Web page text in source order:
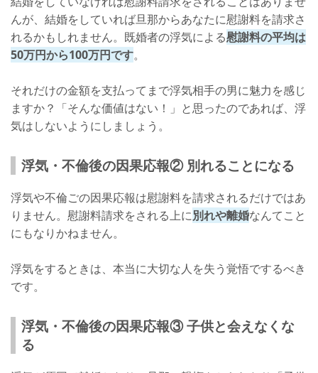
んが、結婚をしていれば旦那からあなたに慰謝料を請求さ
れるかもしれません。既婚者の浮気による慰謝料の平均は
50万円から100万円です。
それだけの金額を支払ってまで浮気相手の男に魅力を感じ
ますか？「そんな価値はない！」と思ったのであれば、浮
気はしないようにしましょう。
浮気・不倫後の因果応報② 別れることになる
浮気や不倫ごの因果応報は慰謝料を請求されるだけではあ
りません。慰謝料請求をされる上に別れや離婚なんてこと
にもなりかねません。
浮気をするときは、本当に大切な人を失う覚悟でするべき
です。
浮気・不倫後の因果応報③ 子供と会えなくな
る